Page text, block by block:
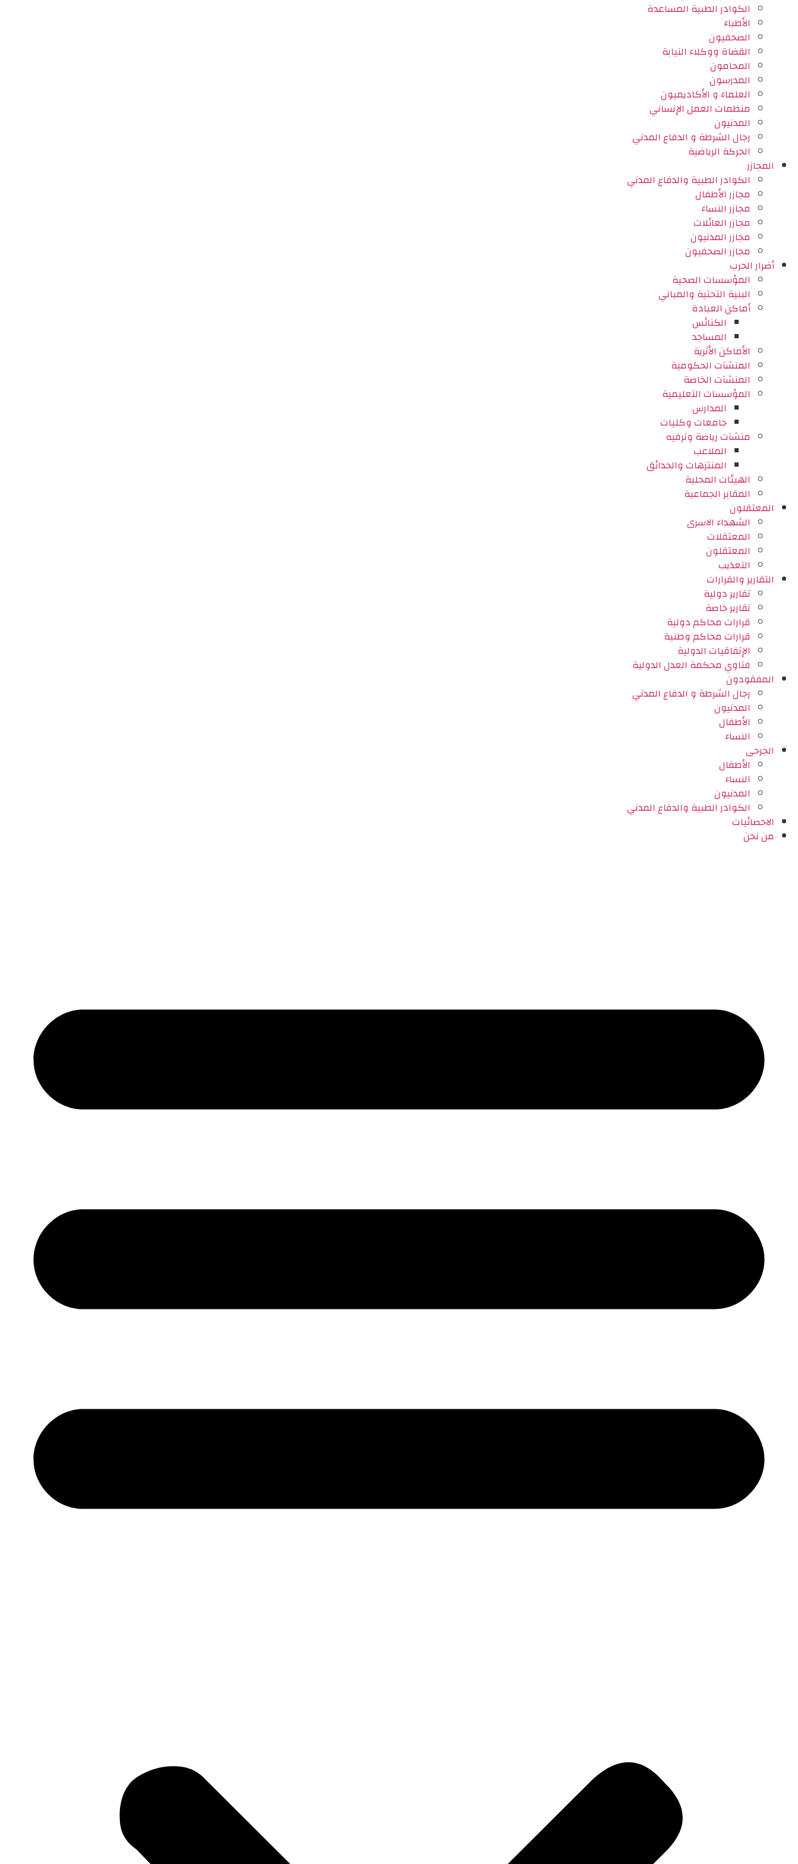
الكوادر الطبية المساعدة
الأطباء
الصحفيون
القضاة ووكلاء النيابة
المحامون
المدرسون
العلماء و الأكاديميون
منظمات العمل الإنساني
المدنيون
رجال الشرطة و الدفاع المدني
الحركة الرياضية
المجازر
الكوادر الطبية والدفاع المدني
مجازر الأطفال
مجازر النساء
مجازر العائلات
مجازر المدنيون
مجازر الصحفيون
أضرار الحرب
المؤسسات الصحية
البنية التحتية والمباني
أماكن العبادة
الكنائس
المساجد
الأماكن الأثرية
المنشآت الحكومية
المنشآت الخاصة
المؤسسات التعليمية
المدارس
جامعات وكليات
منشآت رياضة وترفيه
الملاعب
المنتزهات والحدائق
الهيئات المحلية
المقابر الجماعية
المعتقلون
الشهداء الاسرى
المعتقلات
المعتقلون
التعذيب
التقارير والقرارات
تقارير دولية
تقارير خاصة
قرارات محاكم دولية
قرارات محاكم وطنية
الإتفاقيات الدولية
فتاوي محكمة العدل الدولية
المفقودون
رجال الشرطة و الدفاع المدني
المدنيون
الأطفال
النساء
الجرحى
الأطفال
النساء
المدنيون
الكوادر الطبية والدفاع المدني
الاحصائيات
من نحن